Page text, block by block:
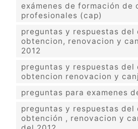
exámenes de formación de
profesionales (cap)
preguntas y respuestas del
obtencion, renovacion y
2012
preguntas y respuestas del
obtencion renovacion y
preguntas para examenes
preguntas y respuestas del
obtención , renovacion y